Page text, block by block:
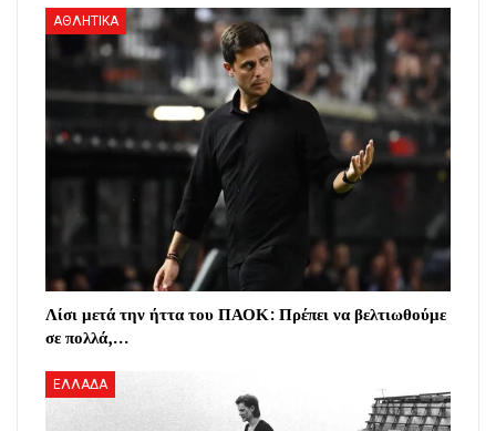
ΑΘΛΗΤΙΚΑ
Λίσι μετά την ήττα του ΠΑΟΚ: Πρέπει να βελτιωθούμε
σε πολλά,…
ΕΛΛΑΔΑ